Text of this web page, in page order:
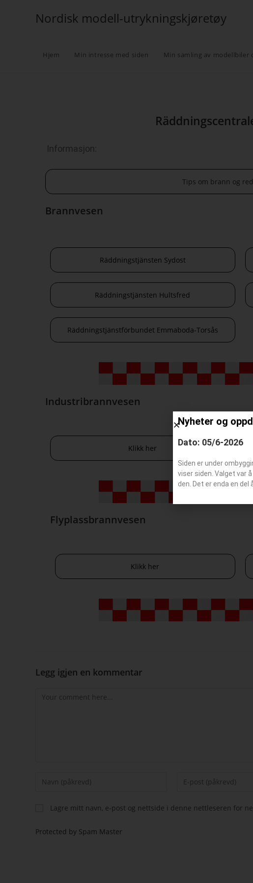
Nordisk modell-utrykningskjøretøy
Hjem Min intresse med siden Min samling av modellbiler
Informasjon:
Tips om brann og
Brannvesen
Räddningstjänsten Sydost
Räddningstjänsten Hultsfred
Räddningstjänstförbundet Emmaboda-Torsås
Industribrannvesen
Klikk her
Flyplassbrannvesen
Klikk her
Legg igjen en kommentar
Lagre mitt navn, e-post og nettside i denne nettleseren for
Protected by Spam Master
Nyheter og
Dato: 05/6-2026
Siden er under
viser siden. Valget var
den. Det er enda en del